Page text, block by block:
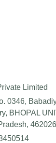
Limited
0346,
BHOPAL
462026